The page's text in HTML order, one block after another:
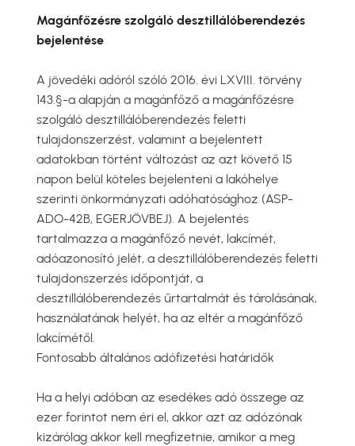
Magánfőzésre szolgáló desztillálóberendezés
bejelentése
A jövedéki adóról szóló 2016. évi LXVIII. törvény
143.§-a alapján a magánfőző a magánfőzésre
szolgáló desztillálóberendezés feletti
tulajdonszerzést, valamint a bejelentett
adatokban történt változást az azt követő 15
napon belül köteles bejelenteni a lakóhelye
szerinti önkormányzati adóhatósághoz (ASP-
ADO-42B, EGERJÖVBEJ). A bejelentés
tartalmazza a magánfőző nevét, lakcímét,
adóazonosító jelét, a desztillálóberendezés feletti
tulajdonszerzés időpontját, a
desztillálóberendezés űrtartalmát és tárolásának,
használatának helyét, ha az eltér a magánfőző
lakcímétől.
Fontosabb általános adófizetési határidők
Ha a helyi adóban az esedékes adó összege az
ezer forintot nem éri el, akkor azt az adózónak
kizárólag akkor kell megfizetnie, amikor a meg